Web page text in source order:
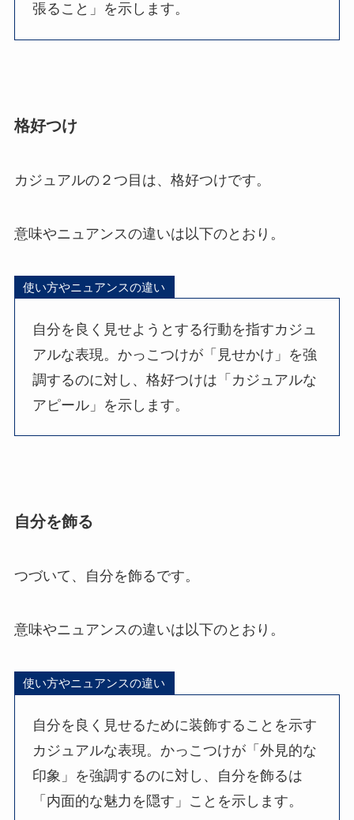
張ること」を示します。
格好つけ
カジュアルの２つ目は、格好つけです。
意味やニュアンスの違いは以下のとおり。
使い方やニュアンスの違い
自分を良く見せようとする行動を指すカジュ
アルな表現。かっこつけが「見せかけ」を強
調するのに対し、格好つけは「カジュアルな
アピール」を示します。
自分を飾る
つづいて、自分を飾るです。
意味やニュアンスの違いは以下のとおり。
使い方やニュアンスの違い
自分を良く見せるために装飾することを示す
カジュアルな表現。かっこつけが「外見的な
印象」を強調するのに対し、自分を飾るは
「内面的な魅力を隠す」ことを示します。